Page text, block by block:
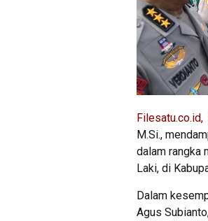
M.Si.,
dalam rangka
Laki, di
Dalam
Agus